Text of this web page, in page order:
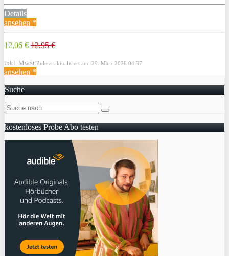
Details
ansehen *
12,06 € 12,95 €
inkl. MwSt. Zuletzt aktualisiert am: 29. März 2026 04:37
ansehen *
Suche
kostenloses Probe Abo testen